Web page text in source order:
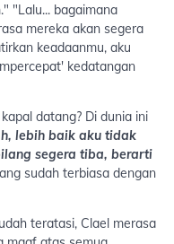
"Lalu... bagaimana
mereka akan segera
keadaanmu, aku
kedatangan
datang? Di dunia ini
lebih baik aku tidak
segera tiba, berarti
sudah terbiasa dengan
teratasi, Clael merasa